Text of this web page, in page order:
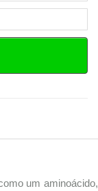
um aminoácido,